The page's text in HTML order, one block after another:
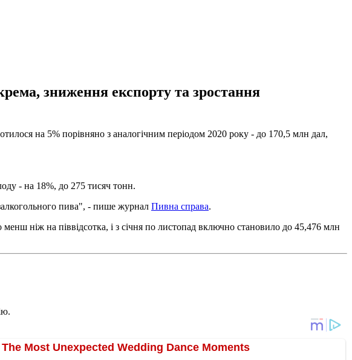
зниження експорту та зростання
на 5% порівняно з аналогічним періодом 2020 року - до 170,5 млн дал,
- на 18%, до 275 тисяч тонн.
пива", - пише журнал Пивна справа.
менш ніж на піввідсотка, і з січня по листопад включно становило до 45,476 млн